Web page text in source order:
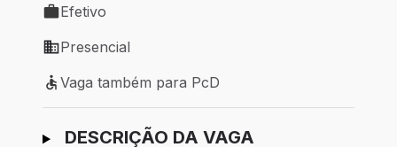
Tipo de vaga: Efetivo
Efetivo
Modelo de trabalho: Presencial
Presencial
Vaga também para PcD
Vaga também para PcD
Ir para candidatura
DESCRIÇÃO DA VAGA